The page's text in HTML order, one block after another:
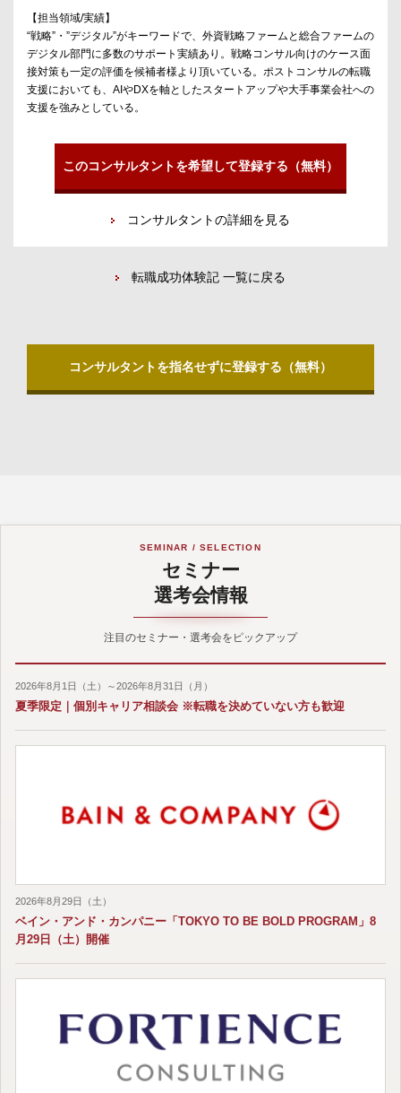
【担当領域/実績】
“戦略”・”デジタル”がキーワードで、外資戦略ファームと総合ファームの
デジタル部門に多数のサポート実績あり。戦略コンサル向けのケース面
接対策も一定の評価を候補者様より頂いている。ポストコンサルの転職
支援においても、AIやDXを軸としたスタートアップや大手事業会社への
支援を強みとしている。
このコンサルタントを希望して登録する（無料）
コンサルタントの詳細を見る
転職成功体験記 一覧に戻る
コンサルタントを指名せずに登録する（無料）
SEMINAR / SELECTION
セミナー
選考会情報
注目のセミナー・選考会をピックアップ
2026年8月1日（土）～2026年8月31日（月）
夏季限定｜個別キャリア相談会 ※転職を決めていない方も歓迎
2026年8月29日（土）
ベイン・アンド・カンパニー「TOKYO TO BE BOLD PROGRAM」8
月29日（土）開催